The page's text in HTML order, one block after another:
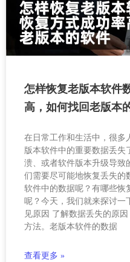
怎样恢复老版本软件
高，如何找回老版本
在日常工作和生活中，很
版本软件中的重要数据丢失
溃、或者软件版本升级导致
们需要尽可能地恢复丢失的
软件中的数据呢？有哪些恢
呢？今天，我们就来探讨一
见原因 了解数据丢失的原
方法。老版本软件的数据
查看更多 »